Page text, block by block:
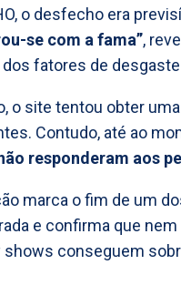
o desfecho era
se com a fama”,
fatores de desgaste
o site tentou obter
Contudo, até ao
responderam aos
marca o fim de um
e confirma que
shows conseguem